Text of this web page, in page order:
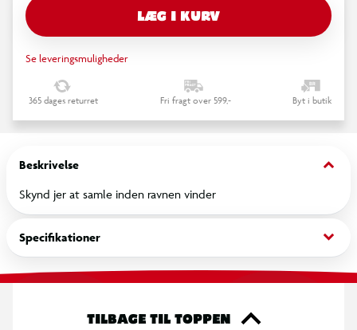
LÆG I KURV
Se leveringsmuligheder
365 dages returret Fri fragt over 599,- Byt i butik
Beskrivelse keyboard_arrow_down
Skynd jer at samle inden ravnen vinder
Specifikationer keyboard_arrow_down
TILBAGE TIL TOPPEN